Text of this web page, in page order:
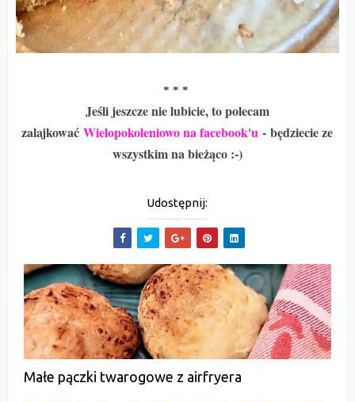
* * *
Jeśli jeszcze nie lubicie, to polecam
zalajkowaćWielopokoleniowo na facebook'u -będziecie ze
wszystkim na bieżąco :-)
Udostępnij:
Małe pączki twarogowe z airfryera